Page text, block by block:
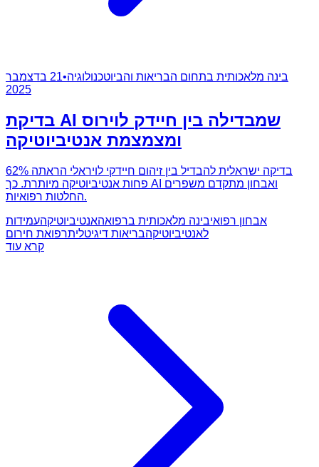
בינה מלאכותית בתחום הבריאות והביוטכנולוגיה•
21 בדצמבר
2025
בדיקת AI שמבדילה בין חיידק לוירוס
ומצמצמת אנטיביוטיקה
בדיקה ישראלית להבדיל בין זיהום חיידקי לויראלי הראתה 62%
פחות אנטיביוטיקה מיותרת. כך AI ואבחון מתקדם משפרים
החלטות רפואיות.
אבחון רפואיבינה מלאכותית ברפואהאנטיביוטיקהעמידות
לאנטיביוטיקהבריאות דיגיטליתרפואת חירום
קרא עוד